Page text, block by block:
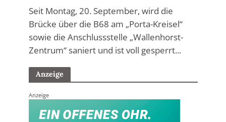
Seit Montag, 20. September, wird die
Brücke über die B68 am „Porta-Kreisel“
sowie die Anschlussstelle „Wallenhorst-
Zentrum“ saniert und ist voll gesperrt...
Anzeige
Anzeige